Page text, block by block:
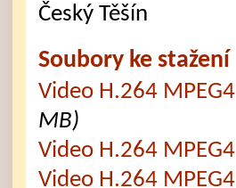
Český Těšín
Soubory ke stažení
Video H.264 MPEG4
MB)
Video H.264 MPEG4
Video H.264 MPEG4